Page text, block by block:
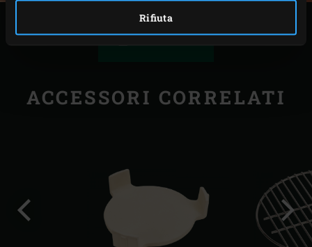
Rifiuta
STAMPA
ACCESSORI CORRELATI